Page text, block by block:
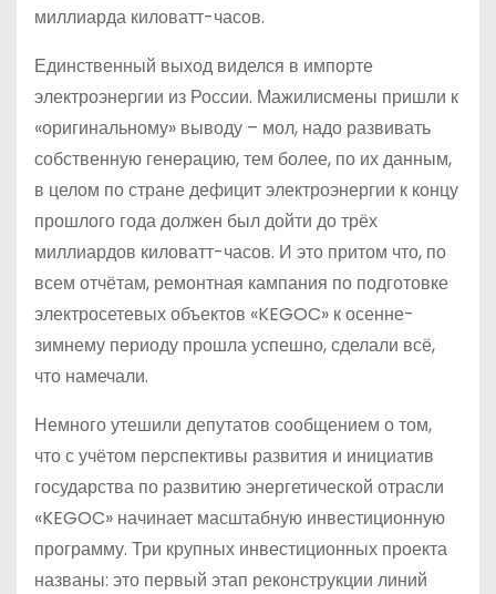
миллиарда киловатт-часов.
Единственный выход виделся в импорте
электроэнергии из России. Мажилисмены пришли к
«оригинальному» выводу – мол, надо развивать
собственную генерацию, тем более, по их данным,
в целом по стране дефицит электроэнергии к концу
прошлого года должен был дойти до трёх
миллиардов киловатт-часов. И это притом что, по
всем отчётам, ремонтная кампания по подготовке
электросетевых объектов «KEGOC» к осенне-
зимнему периоду прошла успешно, сделали всё,
что намечали.
Немного утешили депутатов сообщением о том,
что с учётом перспективы развития и инициатив
государства по развитию энергетической отрасли
«KEGOC» начинает масштабную инвестиционную
программу. Три крупных инвестиционных проекта
названы: это первый этап реконструкции линий